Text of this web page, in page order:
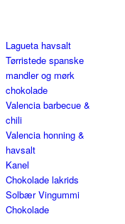
Lagueta havsalt
Tørristede spanske
mandler og mørk
chokolade
Valencia barbecue &
chili
Valencia honning &
havsalt
Kanel
Chokolade lakrids
Solbær Vingummi
Chokolade